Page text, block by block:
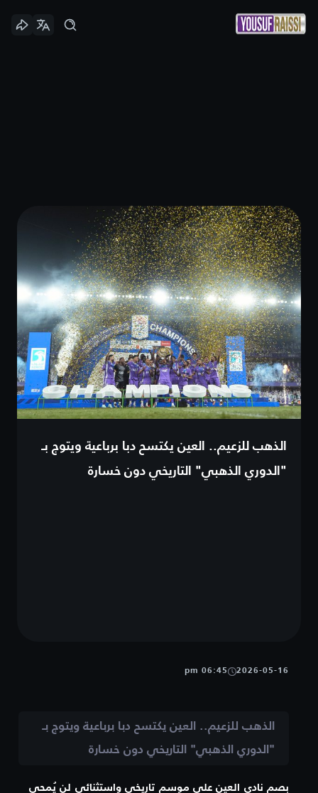
الذهب للزعيم.. العين يكتسح دبا برباعية ويتوج بـ
"الدوري الذهبي" التاريخي دون خسارة
2026-05-16
06:45 pm
الذهب للزعيم.. العين يكتسح دبا برباعية ويتوج بـ
"الدوري الذهبي" التاريخي دون خسارة
بصم نادي العين على موسم تاريخي واستثنائي لن يُمحى